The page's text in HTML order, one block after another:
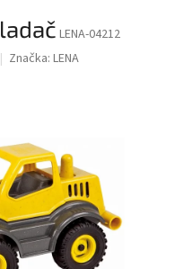
LENA-04212
Značka: LENA